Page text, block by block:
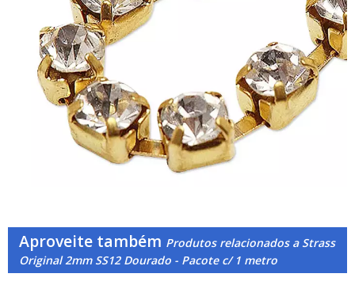
Aproveite também Produtos relacionados a Strass
Original 2mm SS12 Dourado - Pacote c/ 1 metro